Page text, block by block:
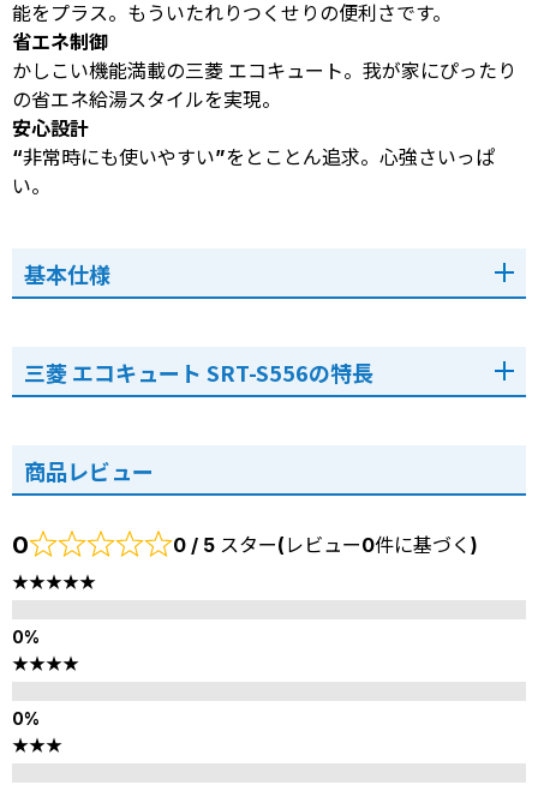
能をプラス。もういたれりつくせりの便利さです。
省エネ制御
かしこい機能満載の三菱 エコキュート。我が家にぴったり
の省エネ給湯スタイルを実現。
安心設計
“非常時にも使いやすい”をとことん追求。心強さいっぱ
い。
基本仕様
三菱 エコキュート SRT-S556の特長
商品レビュー
0 0 / 5 スター(レビュー0件に基づく)
★★★★★
★★★★
★★★